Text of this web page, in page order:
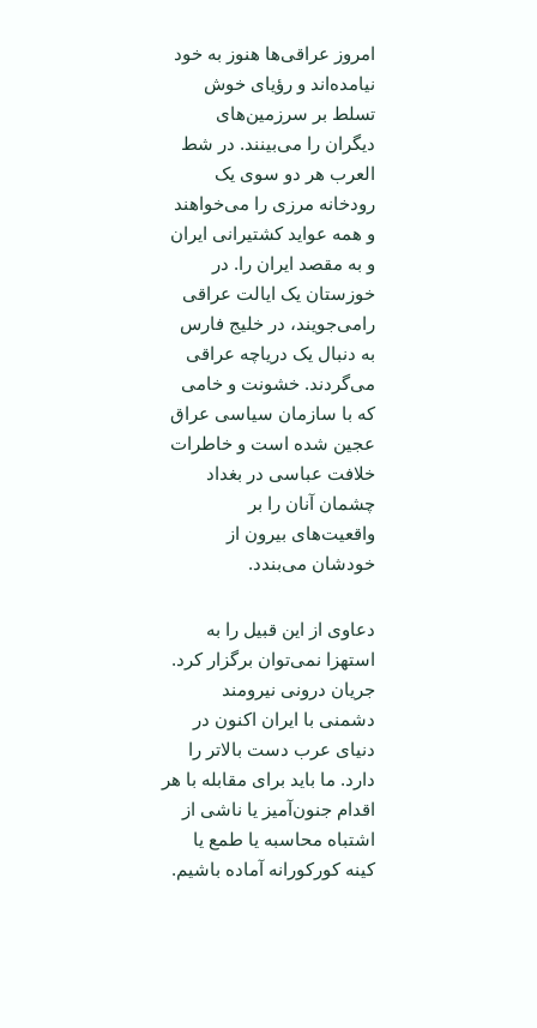
امروز عراقی‌ها هنوز به خود
نيامده‌اند و رؤيای خوش
تسلط بر سرزمين‌های
ديگران را می‌بينند. در شط‌
العرب هر دو سوی يک
رودخانه مرزی را می‌خواهند
و همه عوايد کشتيرانی ايران
و به مقصد ايران را. در
خوزستان يک ايالت عراقی
رامی‌جويند، در خليج فارس
به دنبال يک درياچه عراقی
می‌گردند. خشونت و خامی
که با سازمان سياسی عراق
عجين شده است و خاطرات
خلافت عباسی در بغداد
چشمان آنان را بر
واقعيت‌های بيرون از
خودشان می‌بندد.
دعاوی از اين قبيل را به
استهزا نمی‌توان برگزار کرد.
جريان درونی نيرومند
دشمنی با ايران اکنون در
دنيای عرب دست بالاتر را
دارد. ما بايد برای مقابله با هر
اقدام جنون‌آميز يا ناشی از
اشتباه محاسبه يا طمع يا
کينه کورکورانه آماده باشيم.